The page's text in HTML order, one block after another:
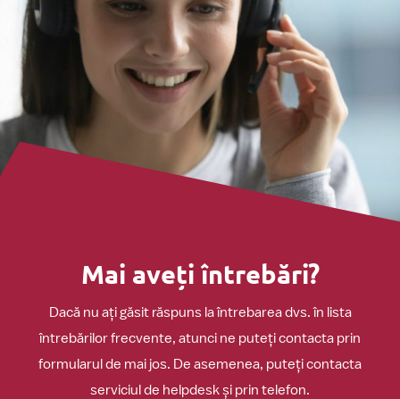
Mai aveți întrebări?
Dacă nu ați găsit răspuns la întrebarea dvs. în lista
întrebărilor frecvente, atunci ne puteți contacta prin
formularul de mai jos. De asemenea, puteți contacta
serviciul de helpdesk și prin telefon.